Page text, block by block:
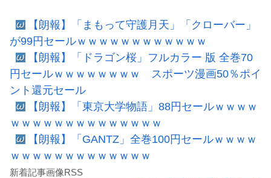
【朗報】「まもって守護月天」「クローバー」
が99円セールｗｗｗｗｗｗｗｗｗｗｗｗ
【朗報】「ドラゴン桜」フルカラー 版 全巻70
円セールｗｗｗｗｗｗｗｗ スポーツ漫画50％ポイ
ント還元セール
【朗報】「東京大学物語」88円セールｗｗｗｗ
ｗｗｗｗｗｗｗｗｗｗｗｗｗｗ
【朗報】「GANTZ」全巻100円セールｗｗｗｗ
ｗｗｗｗｗｗｗｗｗｗｗｗｗ
新着記事画像RSS